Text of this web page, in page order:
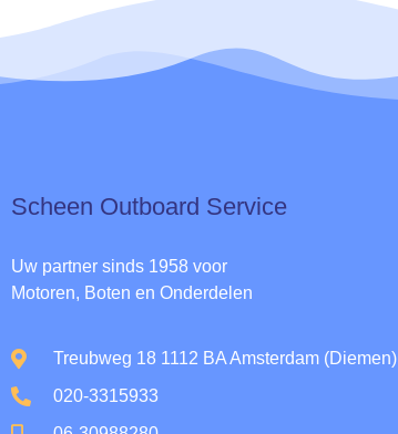
Scheen Outboard Service​
Uw partner sinds 1958 voor
Motoren, Boten en Onderdelen
Treubweg 18 1112 BA Amsterdam (Diemen)
020-3315933